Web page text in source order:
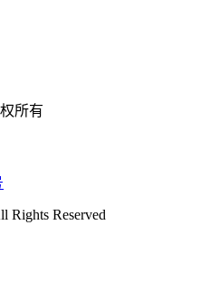
所有
Rights Reserved